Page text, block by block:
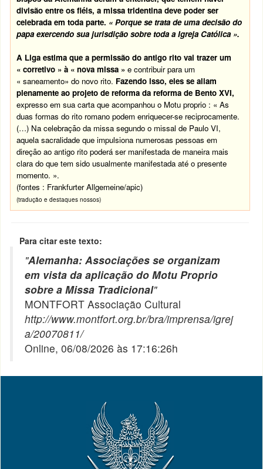
divisão entre os fiéis, a missa tridentina deve poder ser
celebrada em toda parte. « Porque se trata de uma decisão do
papa exercendo sua jurisdição sobre toda a Igreja Católica ».
A Liga estima que a permissão do antigo rito vai trazer um
« corretivo » à « nova missa » e contribuir para um
« saneamento» do novo rito. Fazendo isso, eles se aliam
plenamente ao projeto de reforma da reforma de Bento XVI,
expresso em sua carta que acompanhou o Motu proprio : « As
duas formas do rito romano podem enriquecer-se reciprocamente.
(…) Na celebração da missa segundo o missal de Paulo VI,
aquela sacralidade que impulsiona numerosas pessoas em
direção ao antigo rito poderá ser manifestada de maneira mais
clara do que tem sido usualmente manifestada até o presente
momento. ».
(fontes : Frankfurter Allgemeine/apic)
(tradução e destaques nossos)
Para citar este texto:
"Alemanha: Associações se organizam
em vista da aplicação do Motu Proprio
sobre a Missa Tradicional"
MONTFORT Associação Cultural
http://www.montfort.org.br/bra/imprensa/igrej
a/20070811/
Online, 06/08/2026 às 17:16:26h